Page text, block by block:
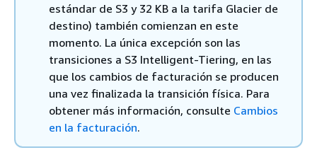
estándar de S3 y 32 KB a la tarifa Glacier de
destino) también comienzan en este
momento. La única excepción son las
transiciones a S3 Intelligent-Tiering, en las
que los cambios de facturación se producen
una vez finalizada la transición física. Para
obtener más información, consulte Cambios
en la facturación.